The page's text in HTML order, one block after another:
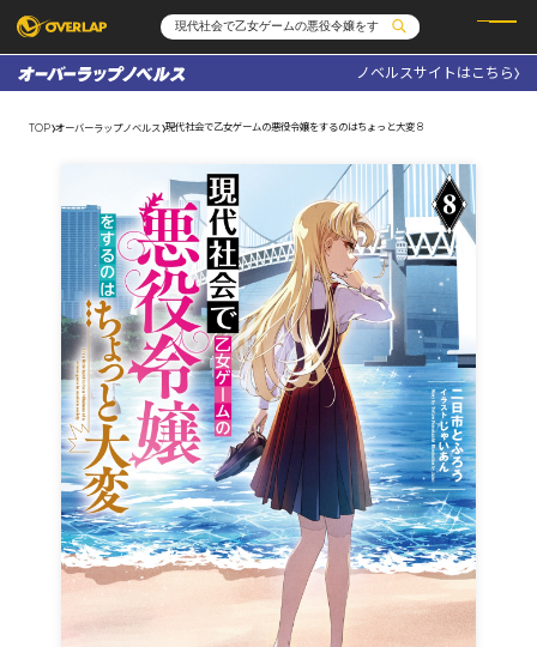
コミックガルド
コミッククリエ
文庫
ノベルス
コミックエッセイ
ポケットモンスター
アニメ
ゲーム
通販・NEWS
OVERLAP STORE
オーバーラップ広報室
企業
会社概要
採用情報
アクセス
オーバーラップホールディングス
お問い合わせはこちら
オーバーラップ文庫
オーバーラップノベルス
オーバーラップノベルスf
ロサージュノベルス
ノベルスサイトはこちら
TOP オーバーラップノベルス 現代社会で乙女ゲームの悪役令嬢をするのはちょっと大変 8